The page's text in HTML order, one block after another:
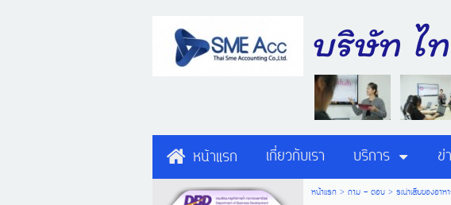
บริษัท ไ
หน้าแรก เกี่ยวกับเรา บริการ ข่
หน้าแรก> ถาม - ตอบ> รเน่าเสียของอา